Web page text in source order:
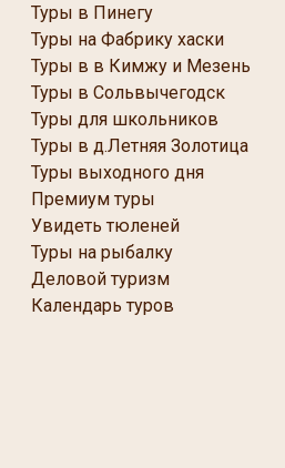
Туры в Пинегу
Туры на Фабрику хаски
Туры в в Кимжу и Мезень
Туры в Сольвычегодск
Туры для школьников
Туры в д.Летняя Золотица
Туры выходного дня
Премиум туры
Увидеть тюленей
Туры на рыбалку
Деловой туризм
Календарь туров